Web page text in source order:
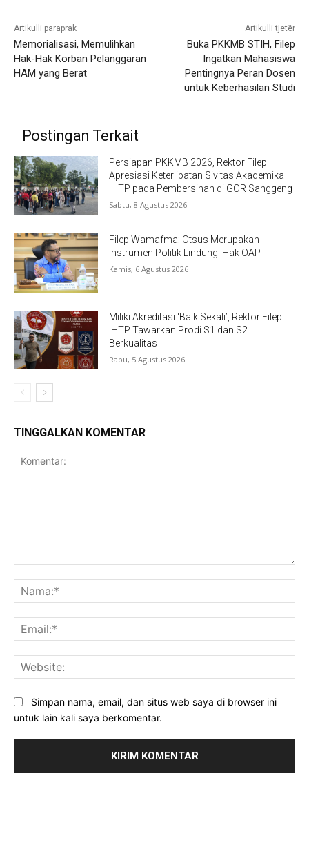
Artikulli paraprak
Memorialisasi, Memulihkan
Hak-Hak Korban Pelanggaran
HAM yang Berat
Artikulli tjetër
Buka PKKMB STIH, Filep
Ingatkan Mahasiswa
Pentingnya Peran Dosen
untuk Keberhasilan Studi
Postingan Terkait
Persiapan PKKMB 2026, Rektor Filep
Apresiasi Keterlibatan Sivitas Akademika
IHTP pada Pembersihan di GOR Sanggeng
Sabtu, 8 Agustus 2026
Filep Wamafma: Otsus Merupakan
Instrumen Politik Lindungi Hak OAP
Kamis, 6 Agustus 2026
Miliki Akreditasi ‘Baik Sekali’, Rektor Filep:
IHTP Tawarkan Prodi S1 dan S2
Berkualitas
Rabu, 5 Agustus 2026
TINGGALKAN KOMENTAR
Simpan nama, email, dan situs web saya di browser ini
untuk lain kali saya berkomentar.